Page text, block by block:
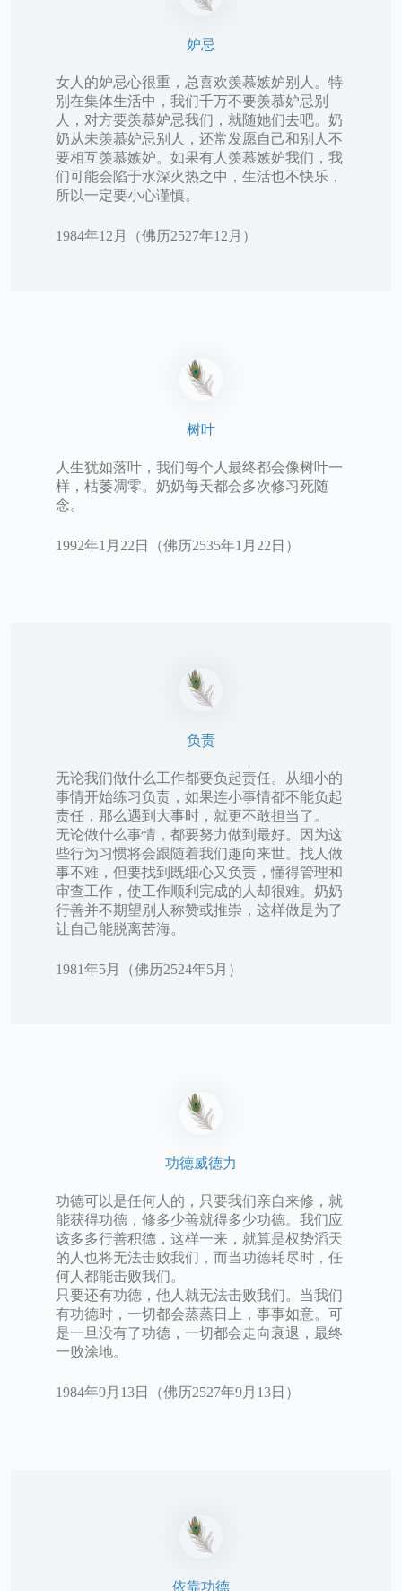
妒忌
女人的妒忌心很重，总喜欢羡慕嫉妒别人。特
别在集体生活中，我们千万不要羡慕妒忌别
人，对方要羡慕妒忌我们，就随她们去吧。奶
奶从未羡慕妒忌别人，还常发愿自己和别人不
要相互羡慕嫉妒。如果有人羡慕嫉妒我们，我
们可能会陷于水深火热之中，生活也不快乐，
所以一定要小心谨慎。
1984年12月（佛历2527年12月）
树叶
人生犹如落叶，我们每个人最终都会像树叶一
样，枯萎凋零。奶奶每天都会多次修习死随
念。
1992年1月22日（佛历2535年1月22日）
负责
无论我们做什么工作都要负起责任。从细小的
事情开始练习负责，如果连小事情都不能负起
责任，那么遇到大事时，就更不敢担当了。
无论做什么事情，都要努力做到最好。因为这
些行为习惯将会跟随着我们趣向来世。找人做
事不难，但要找到既细心又负责，懂得管理和
审查工作，使工作顺利完成的人却很难。奶奶
行善并不期望别人称赞或推崇，这样做是为了
让自己能脱离苦海。
1981年5月（佛历2524年5月）
功德威德力
功德可以是任何人的，只要我们亲自来修，就
能获得功德，修多少善就得多少功德。我们应
该多多行善积德，这样一来，就算是权势滔天
的人也将无法击败我们，而当功德耗尽时，任
何人都能击败我们。
只要还有功德，他人就无法击败我们。当我们
有功德时，一切都会蒸蒸日上，事事如意。可
是一旦没有了功德，一切都会走向衰退，最终
一败涂地。
1984年9月13日（佛历2527年9月13日）
依靠功德